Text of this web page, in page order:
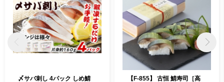
〆サバ刺し 4パック しめ鯖
【F-855】 古恒 鯖寿司［高